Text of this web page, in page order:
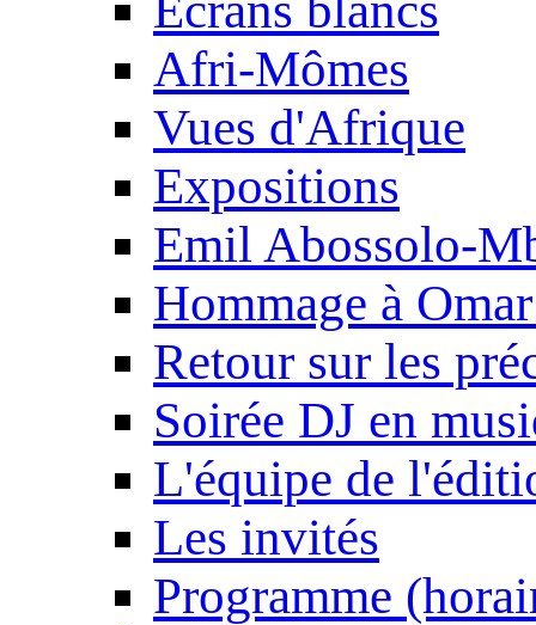
Afri-Mômes
Vues d'Afrique
Expositions
Emil Abossolo-
Hommage à
Retour sur les
Soirée DJ en
L'équipe de
Les invités
Programme